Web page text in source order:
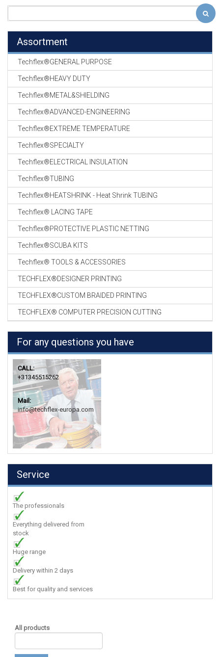
Assortment
Techflex®GENERAL PURPOSE
Techflex®HEAVY DUTY
Techflex®METAL&SHIELDING
Techflex®ADVANCED-ENGINEERING
Techflex®EXTREME TEMPERATURE
Techflex®SPECIALTY
Techflex®ELECTRICAL INSULATION
Techflex®TUBING
Techflex®HEATSHRINK - Heat Shrink TUBING
Techflex® LACING TAPE
Techflex®PROTECTIVE PLASTIC NETTING
Techflex®SCUBA KITS
Techflex® TOOLS & ACCESSORIES
TECHFLEX®DESIGNER PRINTING
TECHFLEX®CUSTOM BRAIDED PRINTING
TECHFLEX® COMPUTER PRECISION CUTTING
For any questions you have
CALL:
+31345515262
Mail:
info@techflex-europa.com
Service
The professionals
Everything delivered from
stock
Huge range
Delivery within 2 days
Best for quality and services
All products